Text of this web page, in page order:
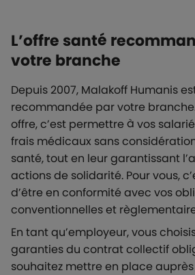
L’offre santé
votre branche
Depuis 2007, Malakoff Humanis
recommandée par votre
offre, c’est permettre à vos
frais médicaux sans
santé, tout en leur garantissant
actions de solidarité. Pour vous,
d’être en conformité avec vos
conventionnelles et
En tant qu’employeur, vous
garanties du contrat collectif
souhaitez mettre en place auprès